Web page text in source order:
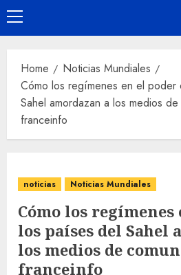
Home
Noticias Mundiales
Cómo los regímenes en el poder
Sahel amordazan a los medios
franceinfo
noticias Noticias Mundiales
Cómo los
los países del Sahel
los medios de
franceinfo